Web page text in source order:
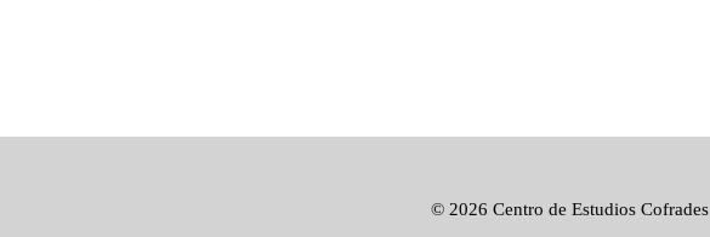
© 2026 Centro de Estudios Cofrades